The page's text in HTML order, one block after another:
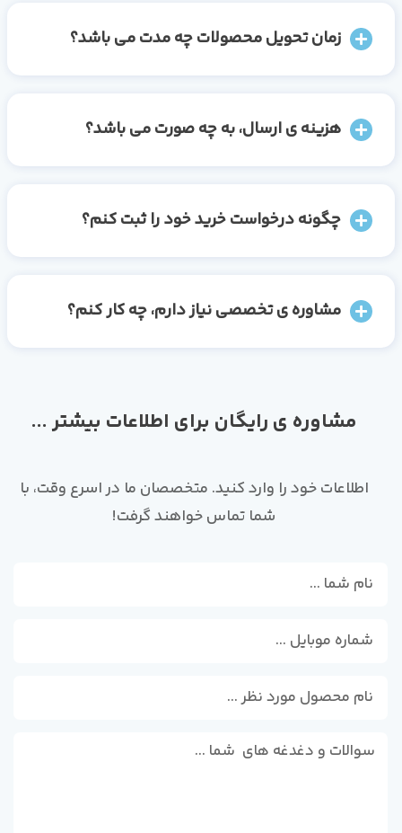
زمان تحویل محصولات چه مدت می باشد؟
هزینه ی ارسال، به چه صورت می باشد؟
چگونه درخواست خرید خود را ثبت کنم؟
مشاوره ی تخصصی نیاز دارم، چه کار کنم؟
مشاوره ی رایگان برای اطلاعات بیشتر ...
اطلاعات خود را وارد کنید. متخصصان ما در اسرع وقت، با
شما تماس خواهند گرفت!